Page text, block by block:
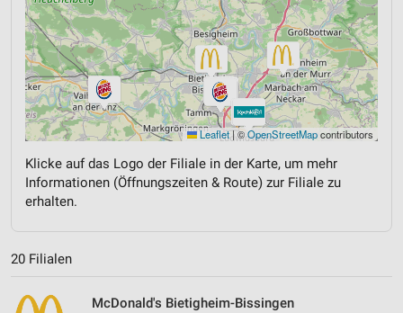
Leaflet |©OpenStreetMapcontributors
Klicke auf das Logo der Filiale in der Karte, um mehr
Informationen (Öffnungszeiten & Route) zur Filiale zu
erhalten.
20 Filialen
McDonald's Bietigheim-Bissingen